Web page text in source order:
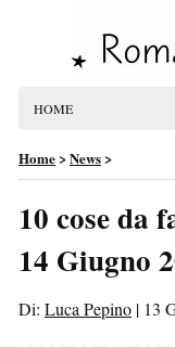
HOME
Home>News>
10 cose da
14 Giugno
Di: Luca Pepino | 13